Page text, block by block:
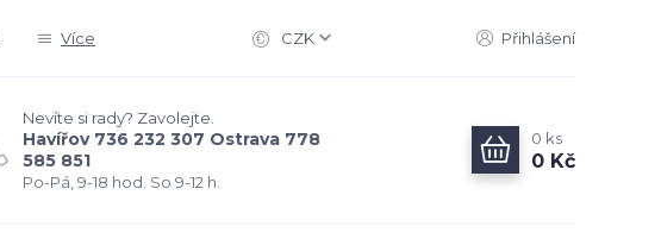
Více CZK Přihlášení
Nevíte si rady? Zavolejte.
Havířov 736 232 307 Ostrava 778
585 851
Po-Pá, 9-18 hod. So 9-12 h.
0 ks
0 Kč